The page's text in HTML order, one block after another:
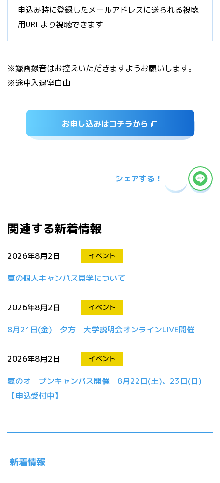
申込み時に登録したメールアドレスに送られる視聴
用URLより視聴できます
※録画録音はお控えいただきますようお願いします。
※途中入退室自由
お申し込みはコチラから
シェアする！
関連する新着情報
2026年8月2日 イベント
夏の個人キャンパス見学について
2026年8月2日 イベント
8月21日(金) 夕方 大学説明会オンラインLIVE開催
2026年8月2日 イベント
夏のオープンキャンパス開催 8月22日(土)、23日(日)
【申込受付中】
新着情報